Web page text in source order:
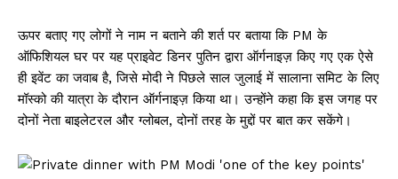
ऊपर बताए गए लोगों ने नाम न बताने की शर्त पर बताया कि PM के
ऑफिशियल घर पर यह प्राइवेट डिनर पुतिन द्वारा ऑर्गनाइज़ किए गए एक ऐसे
ही इवेंट का जवाब है, जिसे मोदी ने पिछले साल जुलाई में सालाना समिट के लिए
मॉस्को की यात्रा के दौरान ऑर्गनाइज़ किया था। उन्होंने कहा कि इस जगह पर
दोनों नेता बाइलेटरल और ग्लोबल, दोनों तरह के मुद्दों पर बात कर सकेंगे।